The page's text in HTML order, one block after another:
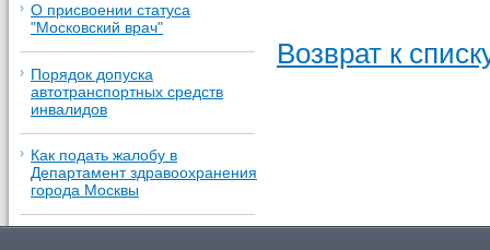
Возврат к
О присвоении статуса
"Московский врач"
Порядок допуска
автотранспортных средств
инвалидов
Как подать жалобу в
Департамент здравоохранения
города Москвы